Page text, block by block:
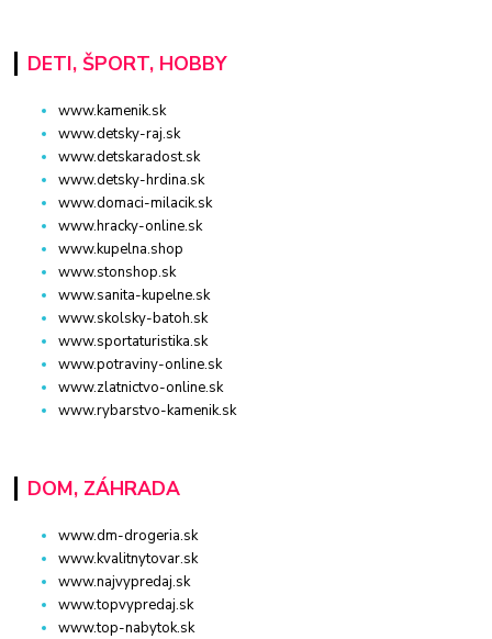
DETI, ŠPORT, HOBBY
www.kamenik.sk
www.detsky-raj.sk
www.detskaradost.sk
www.detsky-hrdina.sk
www.domaci-milacik.sk
www.hracky-online.sk
www.kupelna.shop
www.stonshop.sk
www.sanita-kupelne.sk
www.skolsky-batoh.sk
www.sportaturistika.sk
www.potraviny-online.sk
www.zlatnictvo-online.sk
www.rybarstvo-kamenik.sk
DOM, ZÁHRADA
www.dm-drogeria.sk
www.kvalitnytovar.sk
www.najvypredaj.sk
www.topvypredaj.sk
www.top-nabytok.sk